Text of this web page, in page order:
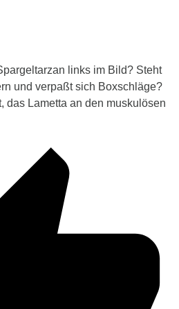
links im Bild? Steht
und verpaßt sich Boxschläge?
das Lametta an den muskulösen